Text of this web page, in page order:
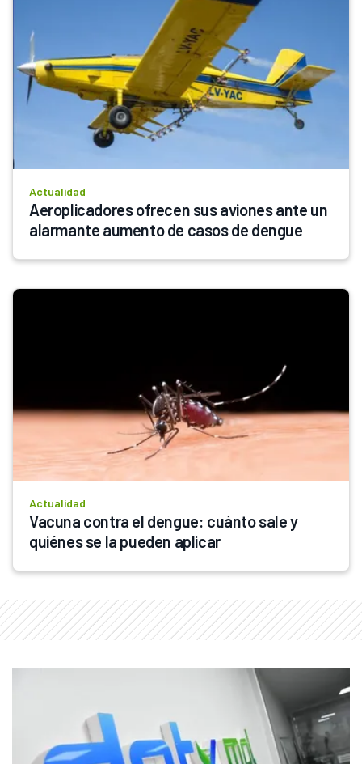
Actualidad
Aeroplicadores ofrecen sus aviones ante un
alarmante aumento de casos de dengue
Actualidad
Vacuna contra el dengue: cuánto sale y
quiénes se la pueden aplicar